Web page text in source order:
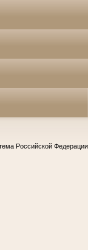
Российской